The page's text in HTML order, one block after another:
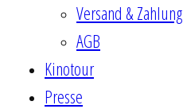
Versand & Zahlung
AGB
Kinotour
Presse